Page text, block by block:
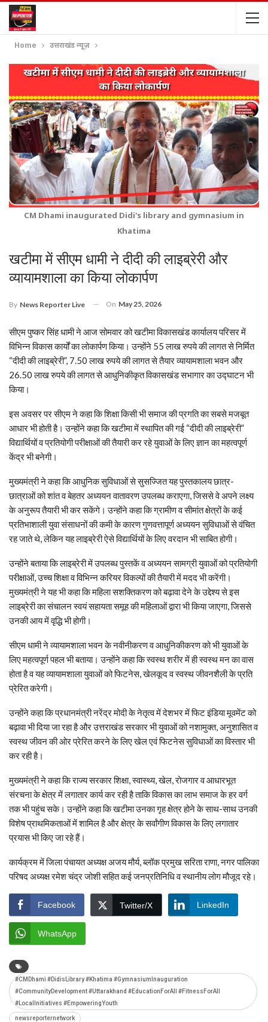
Home उत्तराखंड न्यूज़
CM Dhami inaugurated Didi's library and gymnasium in
Khatima
खटीमा में सीएम धामी ने दीदी की लाइब्रेरी और
व्यायामशाला का किया लोकार्पण
By News Reporter Live On May 25, 2026
सीएम पुष्कर सिंह धामी ने आज सोमवार को खटीमा विकासखंड कार्यालय परिसर में
विभिन्न विकास कार्यों का लोकार्पण किया। उन्होंने 55 लाख रुपये की लागत से निर्मित
“दीदी की लाइब्रेरी”, 7.50 लाख रुपये की लागत से तैयार व्यायामशाला भवन और
26.50 लाख रुपये की लागत से आधुनिकीकृत विकासखंड सभागार का उद्घाटन भी
किया।
इस अवसर पर सीएम ने कहा कि शिक्षा किसी भी समाज की प्रगति का सबसे मजबूत
आधार भी होती है। उन्होंने कहा कि खटीमा में स्थापित की गई “दीदी की लाइब्रेरी”
विद्यार्थियों व प्रतियोगी परीक्षाओं की तैयारी कर रहे युवाओं के लिए ज्ञान का महत्वपूर्ण
केंद्र भी बनेगी।
मुख्यमंत्री ने कहा कि आधुनिक सुविधाओं से सुसज्जित यह पुस्तकालय छात्र-
छात्राओं को शांत व बेहतर अध्ययन वातावरण उपलब्ध कराएगा, जिससे वे अपने लक्ष्य
के अनुरूप तैयारी भी कर सकेंगे। उन्होंने कहा कि ग्रामीण व सीमांत क्षेत्रों के कई
प्रतिभाशाली युवा संसाधनों की कमी के कारण गुणवत्तापूर्ण अध्ययन सुविधाओं से वंचित
रह जाते थे, लेकिन यह लाइब्रेरी ऐसे विद्यार्थियों के लिए वरदान भी साबित होगी।
उन्होंने बताया कि लाइब्रेरी में उपलब्ध पुस्तकें व अध्ययन सामग्री युवाओं को प्रतियोगी
परीक्षाओं, उच्च शिक्षा व विभिन्न करियर विकल्पों की तैयारी में मदद भी करेंगी।
मुख्यमंत्री ने यह भी कहा कि महिला सशक्तिकरण को बढ़ावा देने के उद्देश्य से इस
लाइब्रेरी का संचालन स्वयं सहायता समूह की महिलाओं द्वारा भी किया जाएगा, जिससे
उनकी आय में वृद्धि भी होगी।
सीएम धामी ने व्यायामशाला भवन के नवीनीकरण व आधुनिकीकरण को भी युवाओं के
लिए महत्वपूर्ण पहल भी बताया। उन्होंने कहा कि स्वस्थ शरीर में ही स्वस्थ मन का वास
होता है व यह व्यायामशाला युवाओं को फिटनेस, खेलकूद व स्वस्थ जीवनशैली के प्रति
प्रेरित करेगी।
उन्होंने कहा कि प्रधानमंत्री नरेंद्र मोदी के नेतृत्व में देशभर में फिट इंडिया मूवमेंट को
बढ़ावा भी दिया जा रहा है और उत्तराखंड सरकार भी युवाओं को नशामुक्त, अनुशासित व
स्वस्थ जीवन की ओर प्रेरित करने के लिए खेल एवं फिटनेस सुविधाओं का विस्तार भी
कर रही है।
मुख्यमंत्री ने कहा कि राज्य सरकार शिक्षा, स्वास्थ्य, खेल, रोजगार व आधारभूत
संरचना के क्षेत्र में लगातार कार्य कर रही है ताकि विकास का लाभ समाज के हर वर्ग
तक भी पहुंच सके। उन्होंने कहा कि खटीमा उनका गृह क्षेत्र होने के साथ-साथ उनकी
विशेष प्राथमिकताओं में शामिल है और क्षेत्र के सर्वांगीण विकास के लिए लगातार
प्रयास भी किए जा रहे हैं।
कार्यक्रम में जिला पंचायत अध्यक्ष अजय मौर्य, ब्लॉक प्रमुख सरिता राणा, नगर पालिका
परिषद अध्यक्ष रमेश चंद्र जोशी सहित कई जनप्रतिनिधि व स्थानीय लोग मौजूद रहे।
Facebook Twitter/X LinkedIn
WhatsApp
#CMDhami #DidisLibrary #Khatima #GymnasiumInauguration
#CommunityDevelopment #Uttarakhand #EducationForAll #FitnessForAll
#LocalInitiatives #EmpoweringYouth
newsreporternetwork